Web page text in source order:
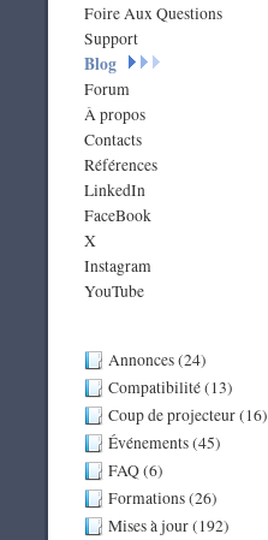
Foire Aux Questions
Support
Blog
Forum
À propos
Contacts
Références
LinkedIn
FaceBook
X
Instagram
YouTube
Annonces (24)
Compatibilité (13)
Coup de projecteur (16)
Événements (45)
FAQ (6)
Formations (26)
Mises à jour (192)